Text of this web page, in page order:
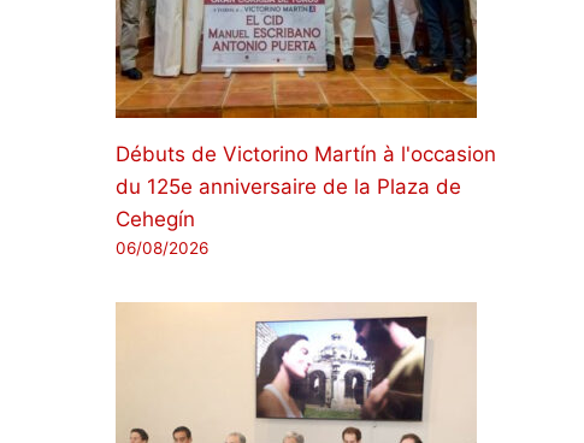
Débuts de Victorino Martín à l'occasion
du 125e anniversaire de la Plaza de
Cehegín
06/08/2026